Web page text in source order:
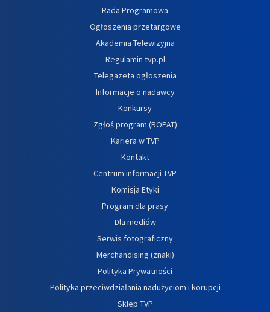
Rada Programowa
Ogłoszenia przetargowe
Akademia Telewizyjna
Regulamin tvp.pl
Telegazeta ogłoszenia
Informacje o nadawcy
Konkursy
Zgłoś program (ROPAT)
Kariera w TVP
Kontakt
Centrum informacji TVP
Komisja Etyki
Program dla prasy
Dla mediów
Serwis fotograficzny
Merchandising (znaki)
Polityka Prywatności
Polityka przeciwdziałania nadużyciom i korupcji
Sklep TVP